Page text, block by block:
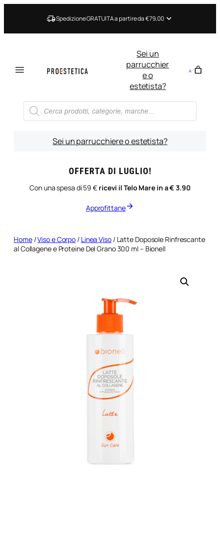
Spedizione GRATUITA a partire da €79,00
Sei un
parrucchier
e o
estetista?
Ricerca
prodotti
Sei un parrucchiere o estetista?
OFFERTA DI LUGLIO!
Con una spesa di 59 € ricevi il Telo Mare in a € 3.90
Approfittane
Home/Viso e Corpo / Linea Viso/ Latte Doposole Rinfrescante
al Collagene e Proteine Del Grano 300 ml – Bionell